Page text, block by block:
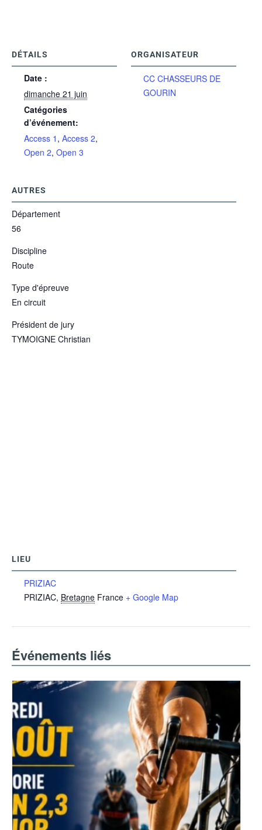
DÉTAILS
Date :
dimanche 21 juin
Catégories
d’événement:
Access 1 , Access 2,
Open 2, Open 3
ORGANISATEUR
CC CHASSEURS DE
GOURIN
AUTRES
Département
56
Discipline
Route
Type d'épreuve
En circuit
Président de jury
TYMOIGNE Christian
LIEU
PRIZIAC
PRIZIAC, Bretagne France + Google Map
Événements liés